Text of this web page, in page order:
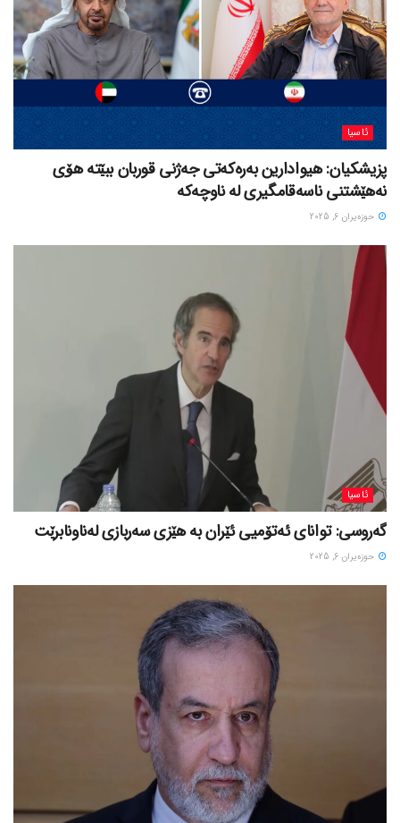
ئاسیا
پزیشکیان: هیوادارین بەرەکەتی جەژنی قوربان ببێتە هۆی
نەهێشتنی ناسەقامگیری لە ناوچەکە
حوزه‌یران 6, 2025
ئاسیا
گەروسی: توانای ئەتۆمیی ئێران بە هێزی سەربازی لەناونابرێت
حوزه‌یران 6, 2025